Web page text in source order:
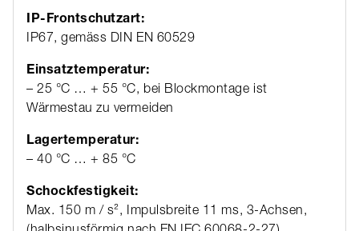
IP-Frontschutzart:
IP67, gemäss DIN EN 60529
Einsatztemperatur:
– 25 °C … + 55 °C, bei Blockmontage ist
Wärmestau zu vermeiden
Lagertemperatur:
– 40 °C … + 85 °C
Schockfestigkeit:
Max. 150 m / s², Impulsbreite 11 ms, 3-Achsen,